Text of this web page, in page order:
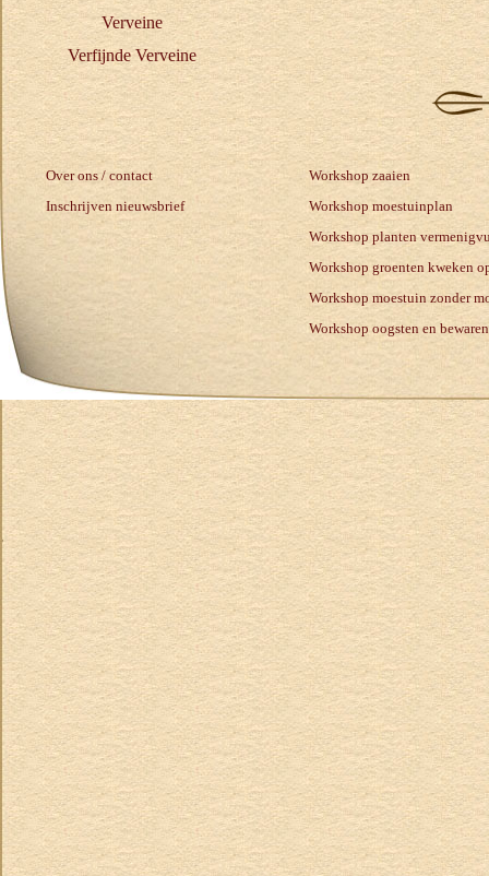
Verveine
Verfijnde Verveine
Over ons / contact
Inschrijven nieuwsbrief
Workshop zaaien
Workshop moestuinplan
Workshop planten
Workshop groenten kweken
Workshop moestuin zonder
Workshop oogsten en bewaren